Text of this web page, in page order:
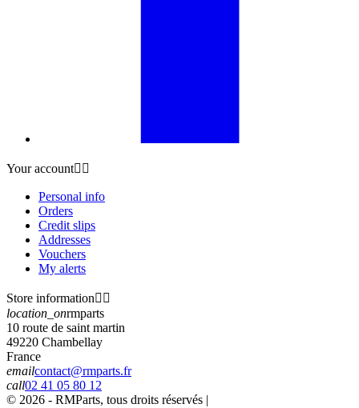
Your account 
Personal info
Orders
Credit slips
Addresses
Vouchers
My alerts
Store information 
location_onrmparts
10 route de saint martin
49220 Chambellay
France
emailcontact@rmparts.fr
call02 41 05 80 12
© 2026 - RMParts, tous droits réservés |